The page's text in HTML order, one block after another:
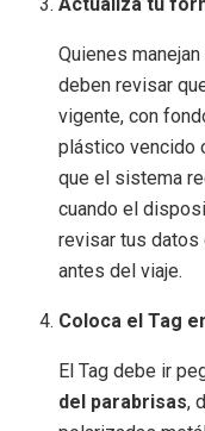
Quienes
deben revisar
vigente, con
plástico vencido
que el sistema
cuando el
revisar tus datos
antes del viaje.
Coloca el Tag
El Tag debe ir
del parabrisas,